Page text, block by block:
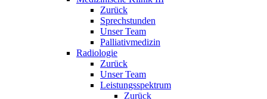
Zurück
Sprechstunden
Unser Team
Palliativmedizin
Radiologie
Zurück
Unser Team
Leistungsspektrum
Zurück